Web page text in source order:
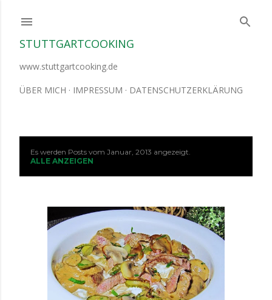
STUTTGARTCOOKING
www.stuttgartcooking.de
ÜBER MICH IMPRESSUM DATENSCHUTZERKLÄRUNG
Es werden Posts vom Januar, 2013 angezeigt.
ALLE ANZEIGEN